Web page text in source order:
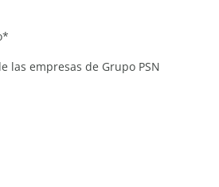
las empresas de Grupo PSN